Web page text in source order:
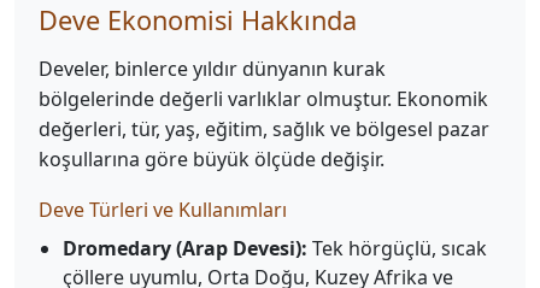
Deve Ekonomisi Hakkında
Develer, binlerce yıldır dünyanın kurak
bölgelerinde değerli varlıklar olmuştur. Ekonomik
değerleri, tür, yaş, eğitim, sağlık ve bölgesel pazar
koşullarına göre büyük ölçüde değişir.
Deve Türleri ve Kullanımları
Dromedary (Arap Devesi): Tek hörgüçlü, sıcak
çöllere uyumlu, Orta Doğu, Kuzey Afrika ve